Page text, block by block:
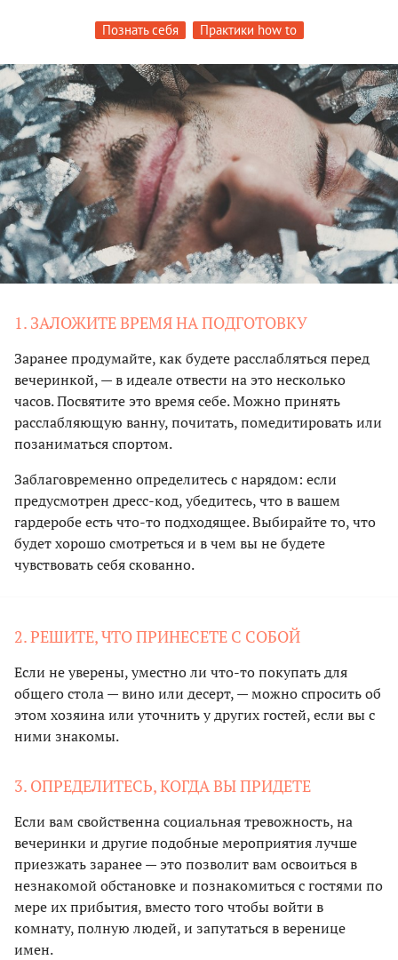
Познать себя Практики how to
1. ЗАЛОЖИТЕ ВРЕМЯ НА ПОДГОТОВКУ
Заранее продумайте, как будете расслабляться перед
вечеринкой, — в идеале отвести на это несколько
часов. Посвятите это время себе. Можно принять
расслабляющую ванну, почитать, помедитировать или
позаниматься спортом.
Заблаговременно определитесь с нарядом: если
предусмотрен дресс-код, убедитесь, что в вашем
гардеробе есть что-то подходящее. Выбирайте то, что
будет хорошо смотреться и в чем вы не будете
чувствовать себя скованно.
2. РЕШИТЕ, ЧТО ПРИНЕСЕТЕ С СОБОЙ
Если не уверены, уместно ли что-то покупать для
общего стола — вино или десерт, — можно спросить об
этом хозяина или уточнить у других гостей, если вы с
ними знакомы.
3. ОПРЕДЕЛИТЕСЬ, КОГДА ВЫ ПРИДЕТЕ
Если вам свойственна социальная тревожность, на
вечеринки и другие подобные мероприятия лучше
приезжать заранее — это позволит вам освоиться в
незнакомой обстановке и познакомиться с гостями по
мере их прибытия, вместо того чтобы войти в
комнату, полную людей, и запутаться в веренице
имен.